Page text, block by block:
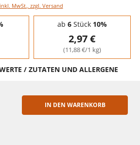
inkl. MwSt., zzgl. Versand
ab 6Stück 10%
2,97 €
(11,88 €/1 kg)
/ ZUTATEN UND ALLERGENE
ERHÖHEN
IN DEN WARENKORB